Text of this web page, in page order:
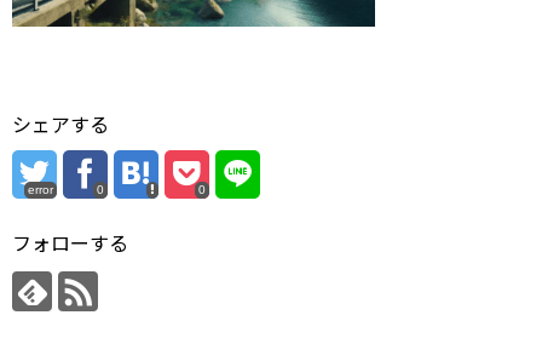
シェアする
error 0 0
フォローする